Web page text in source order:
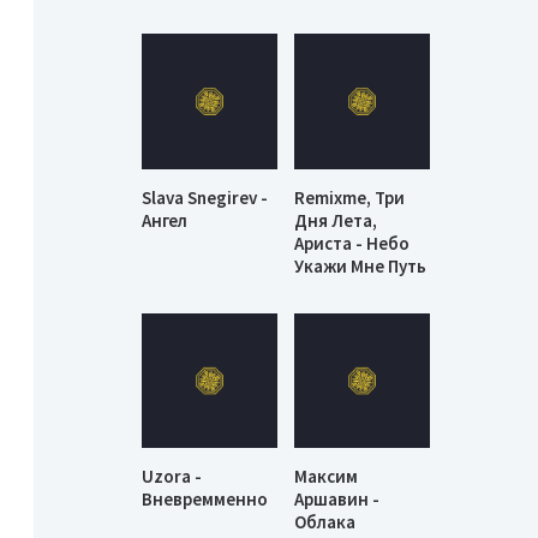
Slava Snegirev -
Ангел
Remixme, Три
Дня Лета,
Ариста - Небо
Укажи Мне Путь
Uzora -
Вневремменно
Максим
Аршавин -
Облака